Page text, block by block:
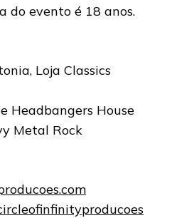
do evento é 18 anos.
Loja Classics
Headbangers House
Metal Rock